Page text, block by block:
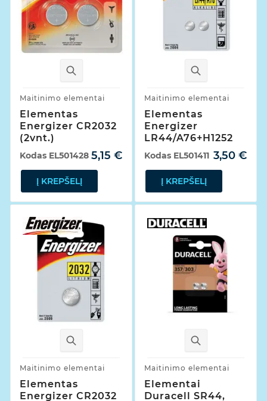
Maitinimo elementai
Elementas
Energizer CR2032
(2vnt.)
5,15 €
Kodas EL501428
Į KREPŠELĮ
Maitinimo elementai
Elementas
Energizer
LR44/A76+H1252
3,50 €
Kodas EL501411
Į KREPŠELĮ
Maitinimo elementai
Elementas
Energizer CR2032
Maitinimo elementai
Elementai
Duracell SR44,